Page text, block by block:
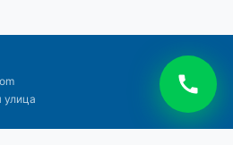
улица